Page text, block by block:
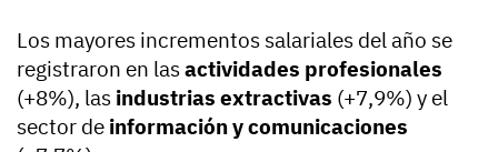
Los mayores incrementos salariales del año se
registraron en lasactividades profesionales
(+8%), las industrias extractivas (+7,9%) y el
sector de información y comunicaciones